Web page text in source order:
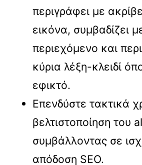
περιγράφει με
εικόνα, συμβαδίζει
περιεχόμενο και
κύρια λέξη-κλειδί
εφικτό.
Επενδύστε τακτικά
βελτιστοποίηση του
συμβάλλοντας σε
απόδοση SEO.